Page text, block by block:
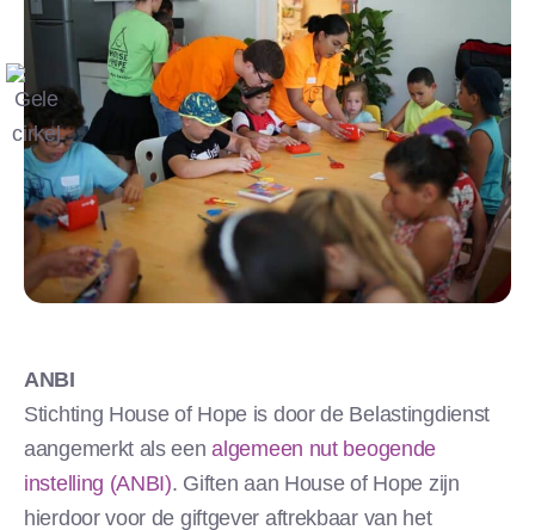
ANBI
Stichting House of Hope is door de Belastingdienst
aangemerkt als eenalgemeen nut beogende
instelling (ANBI). Giften aan House of Hope zijn
hierdoor voor de giftgever aftrekbaar van het